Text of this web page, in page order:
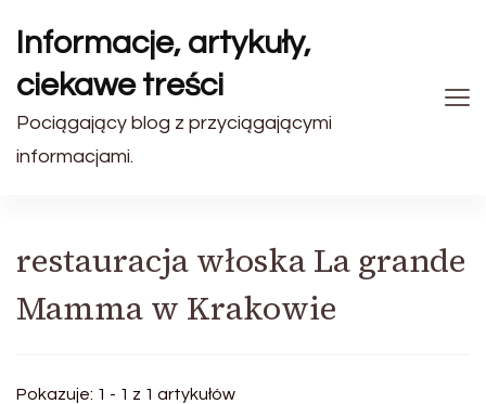
Informacje, artykuły,
ciekawe treści
Pociągający blog z przyciągającymi
informacjami.
restauracja włoska La grande
Mamma w Krakowie
Pokazuje: 1 - 1 z 1 artykułów